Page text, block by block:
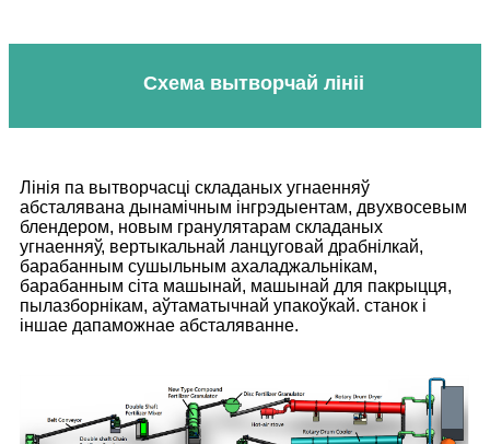
Схема вытворчай лініі
Лінія па вытворчасці складаных угнаенняў
абсталявана дынамічным інгрэдыентам, двухвосевым
блендером, новым гранулятарам складаных
угнаенняў, вертыкальнай ланцуговай драбнілкай,
барабанным сушыльным ахаладжальнікам,
барабанным сіта машынай, машынай для пакрыцця,
пылазборнікам, аўтаматычнай упакоўкай. станок і
іншае дапаможнае абсталяванне.